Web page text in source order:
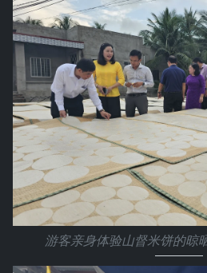
游客亲身体验山督米饼的晾